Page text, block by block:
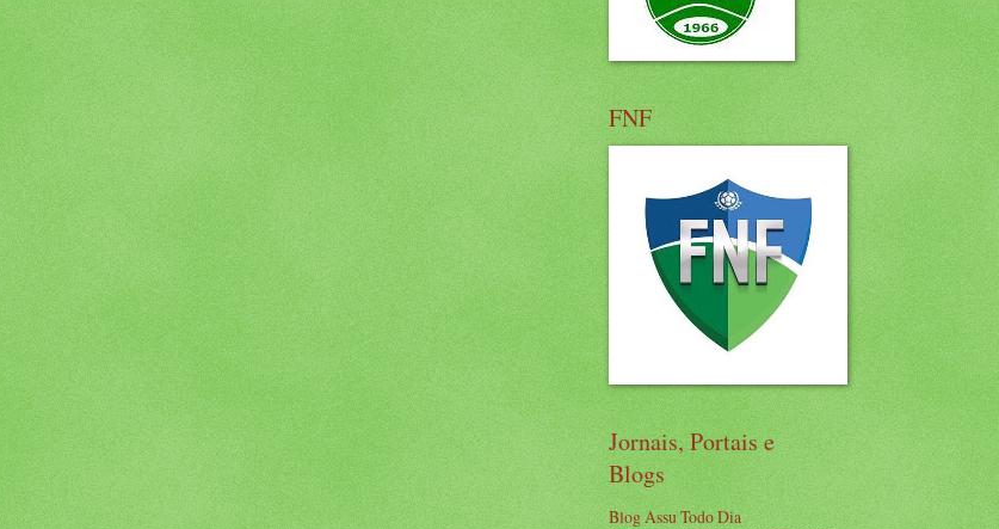
FNF
Jornais, Portais e
Blogs
Blog Assu Todo Dia